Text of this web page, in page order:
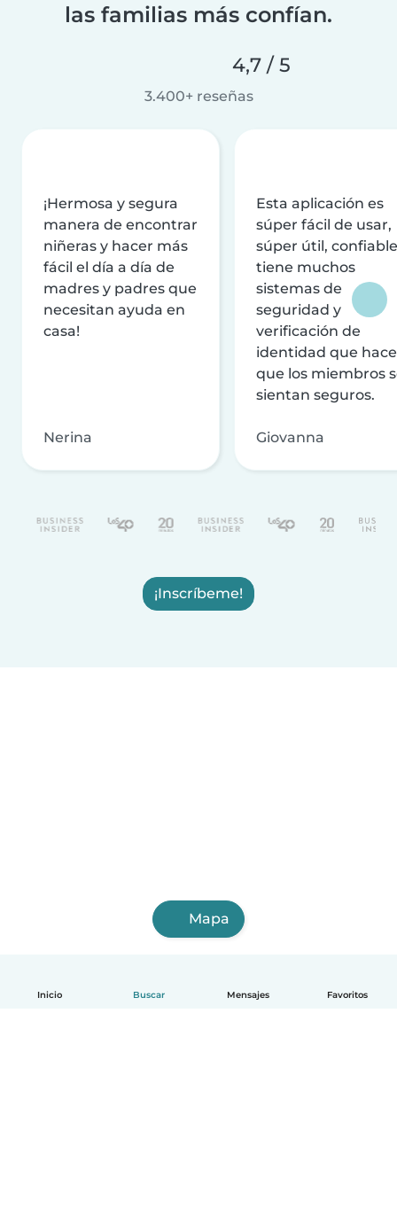
Inicio Buscar Mensajes Favoritos
las familias más confían.
4,7 / 5
3.400+ reseñas
¡Hermosa y segura
manera de encontrar
niñeras y hacer más
fácil el día a día de
madres y padres que
necesitan ayuda en
casa!
Nerina
Esta aplicación es
súper fácil de usar,
súper útil,
tiene muchos
sistemas de
seguridad y
verificación de
identidad que
que los miembros
sientan seguros.
Giovanna
¡Inscríbeme!
Mapa